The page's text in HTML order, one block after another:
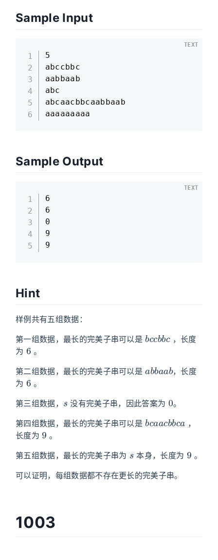
Sample Input
5
abccbbc
aabbaab
abc
abcaacbbcaabbaab
aaaaaaaaa
TEXT
Sample Output
6
6
0
9
9
TEXT
Hint
样例共有五组数据：
第一组数据，最长的完美子串可以是
，长度
为
6
。
第二组数据，最长的完美子串可以是
，长度
为
6
。
第三组数据， 没有完美子串，因此答案为 。
第四组数据，最长的完美子串可以是
，
长度为
9
。
第五组数据，最长的完美子串为 本身，长度为 。
可以证明，每组数据都不存在更长的完美子串。
1003